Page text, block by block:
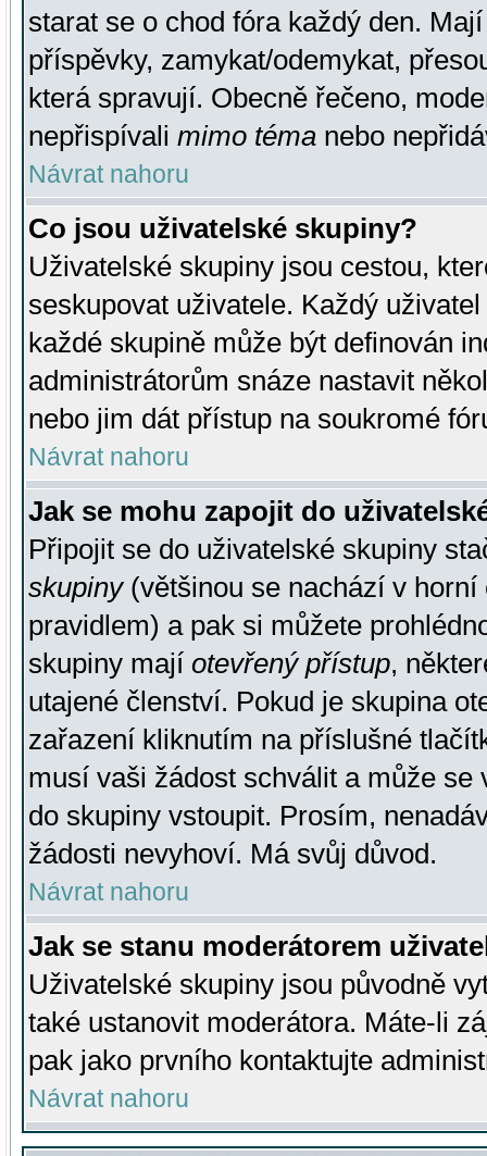
starat se o chod fóra každý den.
příspěvky, zamykat/odemykat,
která spravují. Obecně řečeno,
nepřispívali mimo téma nebo
Návrat nahoru
Co jsou uživatelské skupiny?
Uživatelské skupiny jsou cestou,
seskupovat uživatele. Každý
každé skupině může být definován
administrátorům snáze nastavit
nebo jim dát přístup na soukromé
Návrat nahoru
Jak se mohu zapojit do
Připojit se do uživatelské skupiny
skupiny(většinou se nachází v horní
pravidlem) a pak si můžete
skupiny mají otevřený přístup,
utajené členství. Pokud je skupina
zařazení kliknutím na příslušné
musí vaši žádost schválit a může se
do skupiny vstoupit. Prosím,
žádosti nevyhoví. Má svůj důvod.
Návrat nahoru
Jak se stanu moderátorem
Uživatelské skupiny jsou původně
také ustanovit moderátora. Máte-li
pak jako prvního kontaktujte
Návrat nahoru